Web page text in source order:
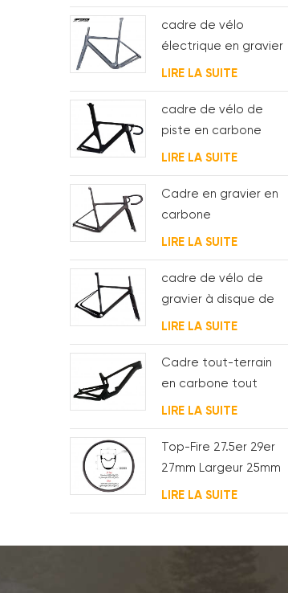
cadre de vélo
électrique en gravier
de carbone avec
moteur de moyeu fsa
et batterie
LIRE LA SUITE
cadre de vélo de
piste en carbone
aéro pour système
bsa
LIRE LA SUITE
Cadre en gravier en
carbone
Acheminement
interne complet des
câbles
LIRE LA SUITE
cadre de vélo de
gravier à disque de
cyclocross en
carbone pour bb t47
LIRE LA SUITE
Cadre tout-terrain
en carbone tout
suspendu 29er
LIRE LA SUITE
Top-Fire 27.5er 29er
27mm Largeur 25mm
Profondeur Jantes
Carbone VTT
LIRE LA SUITE